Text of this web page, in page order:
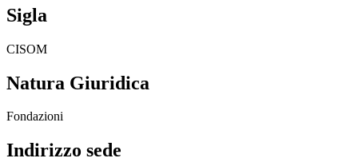
Sigla
CISOM
Natura Giuridica
Fondazioni
Indirizzo sede